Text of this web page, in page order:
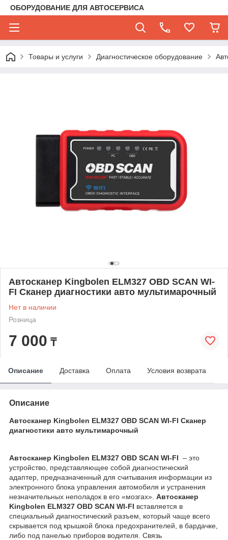
ОБОРУДОВАНИЕ ДЛЯ АВТОСЕРВИСА
Товары и услуги Диагностическое оборудование
Автосканер Kingbolen ELM327 OBD SCAN WI-
FI Сканер диагностики авто мультимарочный
Нет в наличии
Розница
7 000 ₸
Описание Доставка Оплата Условия возврата
Описание
Автосканер Kingbolen ELM327 OBD SCAN WI-FI Сканер
диагностики авто мультимарочный
Автосканер Kingbolen ELM327 OBD SCAN WI-FI – это
устройство, представляющее собой диагностический
адаптер, предназначенный для считывания информации из
электронного блока управления автомобиля и устранения
незначительных неполадок в его «мозгах». Автосканер
Kingbolen ELM327 OBD SCAN WI-FI вставляется в
специальный диагностический разъем, который чаще всего
скрывается под крышкой блока предохранителей, в бардачке,
либо под панелью приборов водителя. Связь